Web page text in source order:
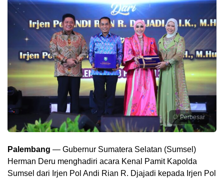
Perbesar
Palembang — Gubernur Sumatera Selatan (Sumsel)
Herman Deru menghadiri acara Kenal Pamit Kapolda
Sumsel dari Irjen Pol Andi Rian R. Djajadi kepada Irjen Pol